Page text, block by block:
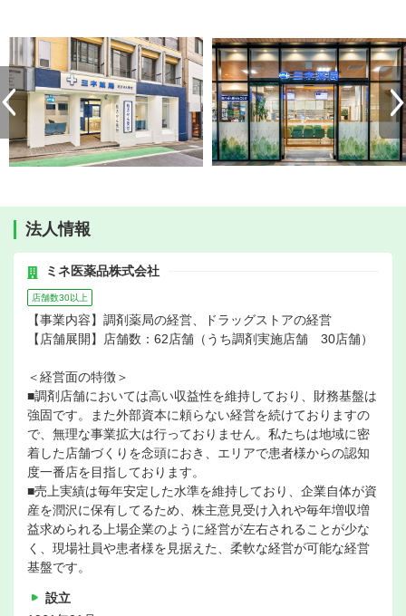
法人情報
ミネ医薬品株式会社
店舗数30以上
【事業内容】調剤薬局の経営、ドラッグストアの経営
【店舗展開】店舗数：62店舗（うち調剤実施店舗 30店舗）
＜経営面の特徴＞
■調剤店舗においては高い収益性を維持しており、財務基盤は
強固です。また外部資本に頼らない経営を続けておりますの
で、無理な事業拡大は行っておりません。私たちは地域に密
着した店舗づくりを念頭におき、エリアで患者様からの認知
度一番店を目指しております。
■売上実績は毎年安定した水準を維持しており、企業自体が資
産を潤沢に保有してるため、株主意見受け入れや毎年増収増
益求められる上場企業のように経営が左右されることが少な
く、現場社員や患者様を見据えた、柔軟な経営が可能な経営
基盤です。
設立